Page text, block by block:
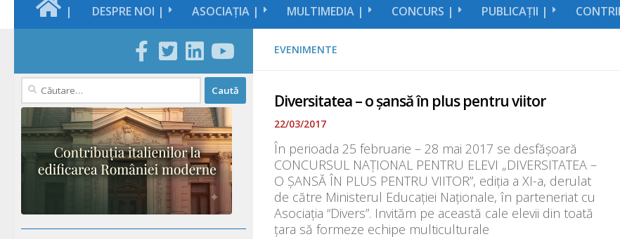
| DESPRE NOI | ASOCIAȚIA | MULTIMEDIA | CONCURS | PUBLICAȚII |
EVENIMENTE
Diversitatea – o șansă în plus pentru viitor
22/03/2017
În perioada 25 februarie – 28 mai 2017 se desfăşoară
CONCURSUL NAŢIONAL PENTRU ELEVI „DIVERSITATEA –
O ŞANSĂ ÎN PLUS PENTRU VIITOR”, ediția a XI-a, derulat
de către Ministerul Educaţiei Naționale, în parteneriat cu
Asociaţia “Divers”. Invităm pe această cale elevii din toată
țara să formeze echipe multiculturale
Caută